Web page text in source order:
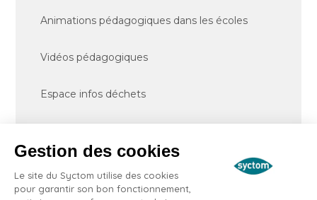
Gestion des cookies
Le site du Syctom utilise des cookies
pour garantir son bon fonctionnement,
Animations pédagogiques dans les écoles
Vidéos pédagogiques
Espace infos déchets
CP au CM2)
Les parcours pédagogiques dans les centres de
traitement du Syctom